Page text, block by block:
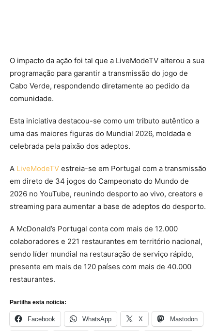
O impacto da ação foi tal que a LiveModeTV alterou a sua
programação para garantir a transmissão do jogo de
Cabo Verde, respondendo diretamente ao pedido da
comunidade.
Esta iniciativa destacou-se como um tributo autêntico a
uma das maiores figuras do Mundial 2026, moldada e
celebrada pela paixão dos adeptos.
A LiveModeTV estreia-se em Portugal com a transmissão
em direto de 34 jogos do Campeonato do Mundo de
2026 no YouTube, reunindo desporto ao vivo, creators e
streaming para aumentar a base de adeptos do desporto.
A McDonald’s Portugal conta com mais de 12.000
colaboradores e 221 restaurantes em território nacional,
sendo líder mundial na restauração de serviço rápido,
presente em mais de 120 países com mais de 40.000
restaurantes.
Partilha esta noticia:
Facebook WhatsApp X Mastodon